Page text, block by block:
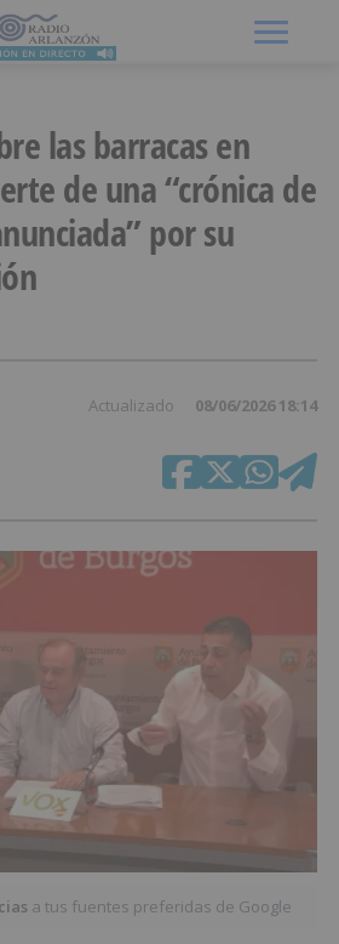
las barracas en
de una “crónica de
por su
Actualizado 08/06/2026 18:14
a tus fuentes preferidas de Google